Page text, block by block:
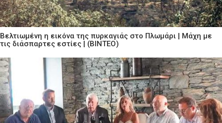
Βελτιωμένη η εικόνα της πυρκαγιάς στο Πλωμάρι | Μάχη με
τις διάσπαρτες εστίες | (ΒΙΝΤΕΟ)